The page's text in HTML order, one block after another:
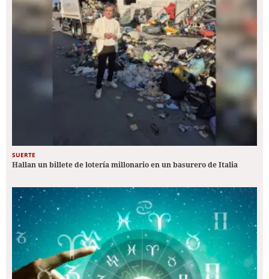
SUERTE
Hallan un billete de lotería millonario en un basurero de Italia